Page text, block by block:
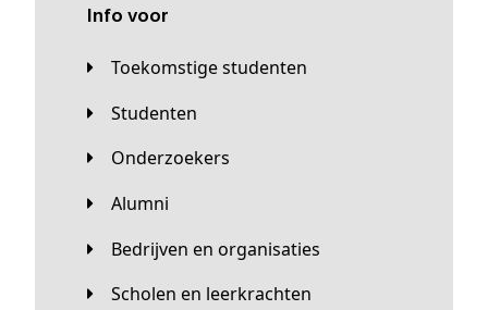
Info voor
Toekomstige studenten
Studenten
Onderzoekers
Alumni
Bedrijven en organisaties
Scholen en leerkrachten